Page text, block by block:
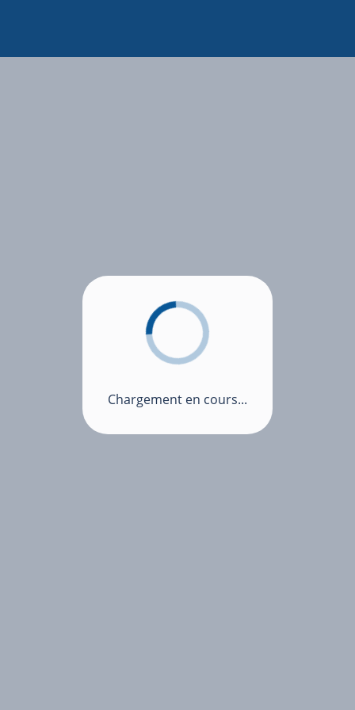
Chargement en cours...